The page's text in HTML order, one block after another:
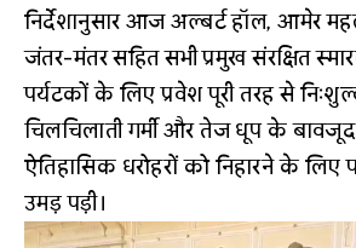
निर्देशानुसार आज अल्बर्ट हॉल, आमेर
जंतर-मंतर सहित सभी प्रमुख संरक्षित
पर्यटकों के लिए प्रवेश पूरी तरह से
चिलचिलाती गर्मी और तेज धूप के
ऐतिहासिक धरोहरों को निहारने के लिए
उमड़ पड़ी।